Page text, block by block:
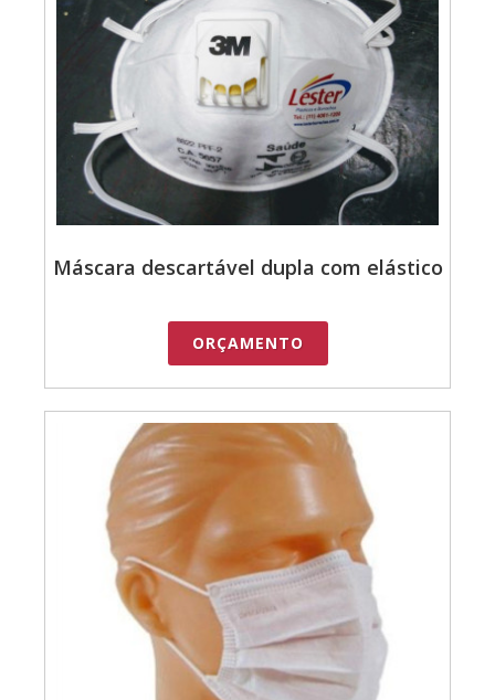
Máscara descartável dupla com elástico
ORÇAMENTO